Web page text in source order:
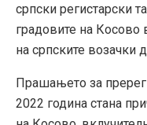
српски регистарски
градовите на
на српските возачки
Прашањето за
2022 година стана